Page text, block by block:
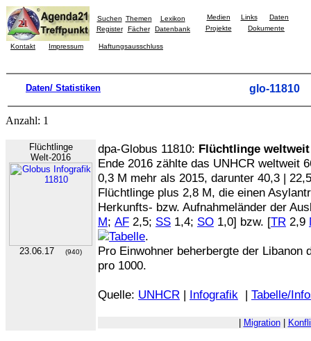
Suchen Themen
Lexikon
Register
Fächer Datenbank
Medien Links
Daten
Projekte
Dokumente
Kontakt Impressum Haftungsausschluss
Daten/ Statistiken glo-11810
Anzahl: 1
Flüchtlinge
Welt-2016
23.06.17 (940)
dpa-Globus 11810: Flüchtlinge weltweit
Ende 2016 zählte das UNHCR weltweit
0,3 M mehr als 2015, darunter 40,3 |
Flüchtlinge plus 2,8 M, die einen
Herkunfts- bzw. Aufnahmeländer der
M; AF 2,5; SS 1,4; SO 1,0] bzw. [TR 2,9
.
Pro Einwohner beherbergte der Libanon
pro 1000.
Quelle: UNHCR | Infografik | Tabelle/
Migration|